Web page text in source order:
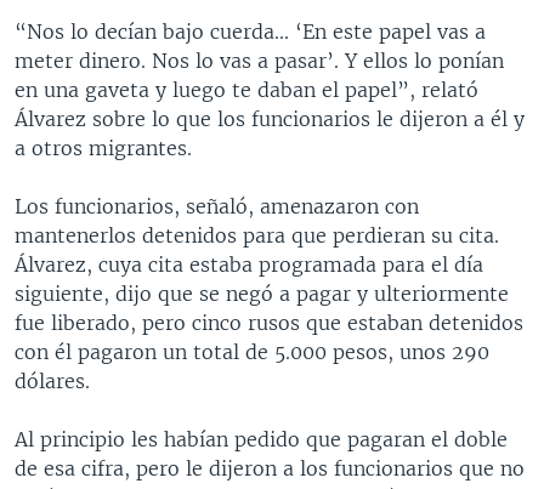
“Nos lo decían bajo cuerda... ‘En este papel vas a
meter dinero. Nos lo vas a pasar’. Y ellos lo ponían
en una gaveta y luego te daban el papel”, relató
Álvarez sobre lo que los funcionarios le dijeron a él y
a otros migrantes.
Los funcionarios, señaló, amenazaron con
mantenerlos detenidos para que perdieran su cita.
Álvarez, cuya cita estaba programada para el día
siguiente, dijo que se negó a pagar y ulteriormente
fue liberado, pero cinco rusos que estaban detenidos
con él pagaron un total de 5.000 pesos, unos 290
dólares.
Al principio les habían pedido que pagaran el doble
de esa cifra, pero le dijeron a los funcionarios que no